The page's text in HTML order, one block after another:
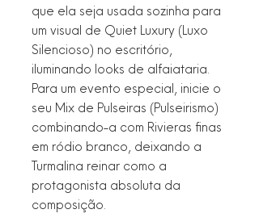
que ela seja usada sozinha para
um visual de Quiet Luxury (Luxo
Silencioso) no escritório,
iluminando looks de alfaiataria.
Para um evento especial, inicie o
seu Mix de Pulseiras (Pulseirismo)
combinando-a com Rivieras finas
em ródio branco, deixando a
Turmalina reinar como a
protagonista absoluta da
composição.